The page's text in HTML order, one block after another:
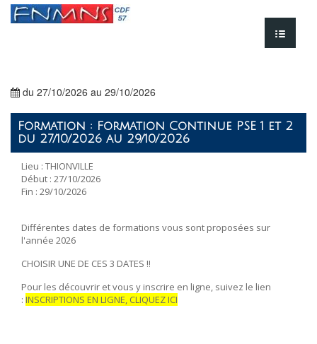
du 27/10/2026 au 29/10/2026
Formation : Formation Continue PSE 1 et 2
du 27/10/2026 au 29/10/2026
Lieu : THIONVILLE
Début : 27/10/2026
Fin : 29/10/2026
Différentes dates de formations vous sont proposées sur
l'année 2026
CHOISIR UNE DE CES 3 DATES !!
Pour les découvrir et vous y inscrire en ligne, suivez le lien
: INSCRIPTIONS EN LIGNE, CLIQUEZ ICI